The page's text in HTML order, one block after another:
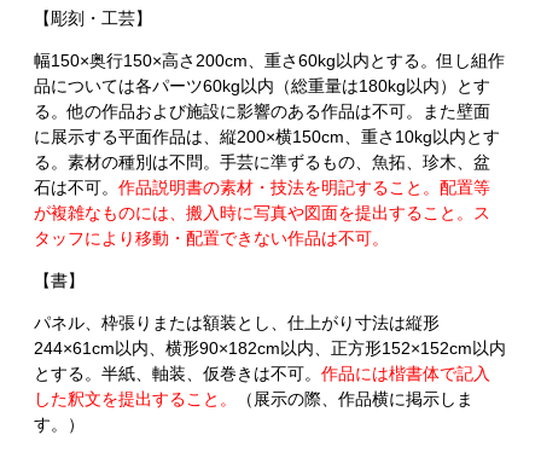
【彫刻・工芸】
幅150×奥行150×高さ200cm、重さ60kg以内とする。但し組作
品については各パーツ60kg以内（総重量は180kg以内）とす
る。他の作品および施設に影響のある作品は不可。また壁面
に展示する平面作品は、縦200×横150cm、重さ10kg以内とす
る。素材の種別は不問。手芸に準ずるもの、魚拓、珍木、盆
石は不可。作品説明書の素材・技法を明記すること。配置等
が複雑なものには、搬入時に写真や図面を提出すること。ス
タッフにより移動・配置できない作品は不可。
【書】
パネル、枠張りまたは額装とし、仕上がり寸法は縦形
244×61cm以内、横形90×182cm以内、正方形152×152cm以内
とする。半紙、軸装、仮巻きは不可。作品には楷書体で記入
した釈文を提出すること。
（展示の際、作品横に掲示しま
す。）